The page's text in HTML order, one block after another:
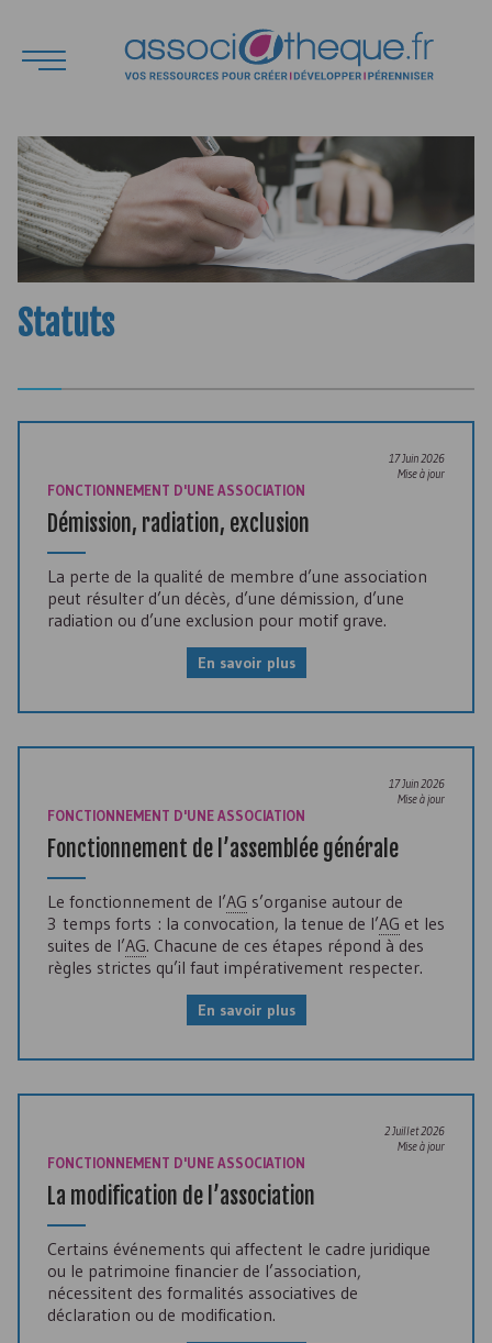
Statuts
17 Juin 2026
Mise à jour
FONCTIONNEMENT D'UNE ASSOCIATION
Démission, radiation, exclusion
La perte de la qualité de membre d’une association
peut résulter d’un décès, d’une démission, d’une
radiation ou d’une exclusion pour motif grave.
En savoir plus
17 Juin 2026
Mise à jour
FONCTIONNEMENT D'UNE ASSOCIATION
Fonctionnement de l’assemblée générale
Le fonctionnement de l’AG s’organise autour de
3 temps forts : la convocation, la tenue de l’AG et les
suites de l’AG. Chacune de ces étapes répond à des
règles strictes qu’il faut impérativement respecter.
En savoir plus
2 Juillet 2026
Mise à jour
FONCTIONNEMENT D'UNE ASSOCIATION
La modification de l’association
Certains événements qui affectent le cadre juridique
ou le patrimoine financier de l’association,
nécessitent des formalités associatives de
déclaration ou de modification.